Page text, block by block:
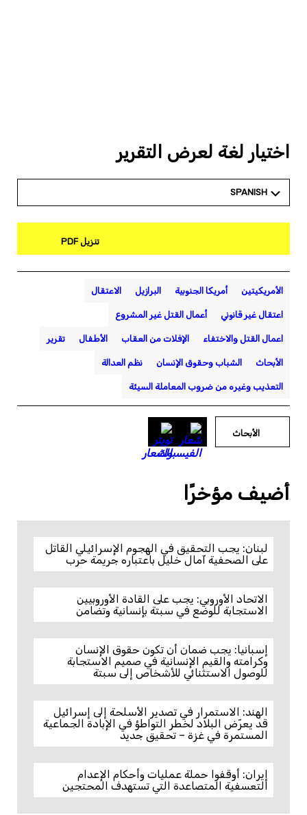
اختيار لغة لعرض التقرير
SPANISH
تنزيل PDF
الأمريكيتين أمريكا الجنوبية البرازيل الاعتقال
اعتقال غير قانوني أعمال القتل غير المشروع
اعمال القتل والاختفاء الإفلات من العقاب الأطفال تقرير
الأبحاث الشباب وحقوق الإنسان نظم العدالة
التعذيب وغيره من ضروب المعاملة السيئة
الأبحاث
أضيف مؤخرًا
لبنان: يجب التحقيق في الهجوم الإسرائيلي القاتل
على الصحفية آمال خليل باعتباره جريمة حرب
الاتحاد الأوروبي: يجب على القادة الأوروبيين
الاستجابة للوضع في سبتة بإنسانية وتضامن
إسبانيا: يجب ضمان أن تكون حقوق الإنسان
وكرامته والقيم الإنسانية في صميم الاستجابة
للوصول الاستثنائي للأشخاص إلى سبتة
الهند: الاستمرار في تصدير الأسلحة إلى إسرائيل
قد يعرّض البلاد لخطر التواطؤ في الإبادة الجماعية
المستمرة في غزة – تحقيق جديد
إيران: أوقفوا حملة عمليات وأحكام الإعدام
التعسفية المتصاعدة التي تستهدف المحتجين